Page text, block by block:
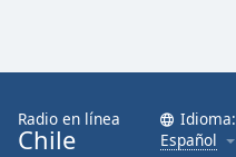
Radio en línea
Chile
Idioma:
Español